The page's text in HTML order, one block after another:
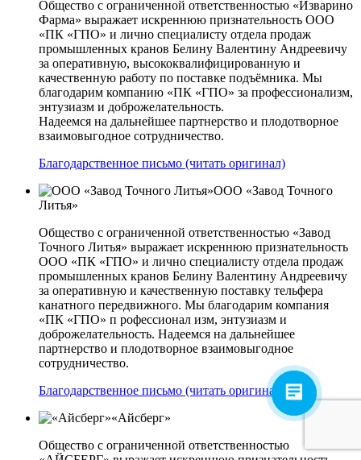
Общество с ограниченной ответственностью «Изварино
Фарма» выражает искреннюю признательность ООО
«ПК «ГПО» и лично специалисту отдела продаж
промышленных кранов Белину Валентину Андреевичу
за оперативную, высококвалифицированную и
качественную работу по поставке подъёмника. Мы
благодарим компанию «ПК «ГПО» за профессионализм,
энтузиазм и доброжелательность.
Надеемся на дальнейшее партнерство и плодотворное
взаимовыгодное сотрудничество.
Благодарственное письмо (читать оригинал)
ООО «Завод Точного
Литья»
Общество с ограниченной ответственностью «Завод
Точного Литья» выражает искреннюю признательность
ООО «ПК «ГПО» и лично специалисту отдела продаж
промышленных кранов Белину Валентину Андреевичу
за оперативную и качественную поставку тельфера
канатного передвижного. Мы благодарим компания
«ПК «ГПО» п рофессионал изм, энтузиазм и
доброжелательность. Надеемся на дальнейшее
партнерство и плодотворное взаимовыгодное
сотрудничество.
Благодарственное письмо (читать оригинал)
«Айсберг»
Общество с ограниченной ответственностью